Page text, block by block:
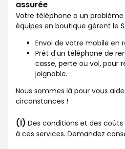
assurée
Votre téléphone a un problème
équipes en boutique gèrent le
Envoi de votre mobile en
Prêt d'un téléphone de
casse, perte ou vol, pour
joignable.
Nous sommes là pour vous
circonstances !
(i) Des conditions et des
à ces services. Demandez